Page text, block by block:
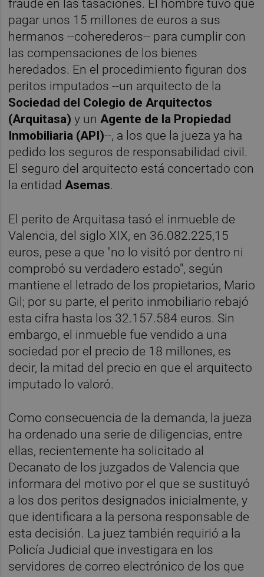
fraude en las tasaciones. El hombre tuvo que
pagar unos 15 millones de euros a sus
hermanos --coherederos-- para cumplir con
las compensaciones de los bienes
heredados. En el procedimiento figuran dos
peritos imputados --un arquitecto de la
Sociedad del Colegio de Arquitectos
(Arquitasa)y un Agente de la Propiedad
Inmobiliaria (API)--, a los que la jueza ya ha
pedido los seguros de responsabilidad civil.
El seguro del arquitecto está concertado con
la entidadAsemas.
El perito de Arquitasa tasó el inmueble de
Valencia, del siglo XIX, en 36.082.225,15
euros, pese a que "no lo visitó por dentro ni
comprobó su verdadero estado", según
mantiene el letrado de los propietarios, Mario
Gil; por su parte, el perito inmobiliario rebajó
esta cifra hasta los 32.157.584 euros. Sin
embargo, el inmueble fue vendido a una
sociedad por el precio de 18 millones, es
decir, la mitad del precio en que el arquitecto
imputado lo valoró.
Como consecuencia de la demanda, la jueza
ha ordenado una serie de diligencias, entre
ellas, recientemente ha solicitado al
Decanato de los juzgados de Valencia que
informara del motivo por el que se sustituyó
a los dos peritos designados inicialmente, y
que identificara a la persona responsable de
esta decisión. La juez también requirió a la
Policía Judicial que investigara en los
servidores de correo electrónico de los que